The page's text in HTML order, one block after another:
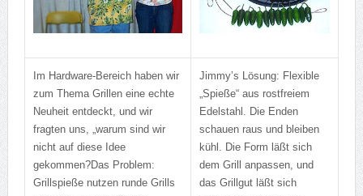
Im Hardware-Bereich haben wir
zum Thema Grillen eine echte
Neuheit entdeckt, und wir
fragten uns, „warum sind wir
nicht auf diese Idee
gekommen?Das Problem:
Grillspieße nutzen runde Grills
Jimmy’s Lösung: Flexible
„Spieße“ aus rostfreiem
Edelstahl. Die Enden
schauen raus und bleiben
kühl. Die Form läßt sich
dem Grill anpassen, und
das Grillgut läßt sich